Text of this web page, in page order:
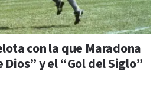
con la que Maradona
Dios” y el “Gol del Siglo”